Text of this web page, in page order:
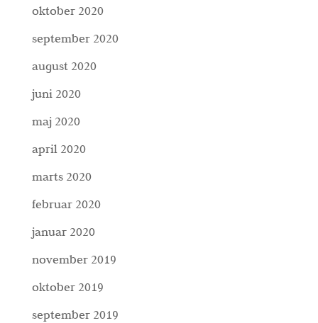
oktober 2020
september 2020
august 2020
juni 2020
maj 2020
april 2020
marts 2020
februar 2020
januar 2020
november 2019
oktober 2019
september 2019